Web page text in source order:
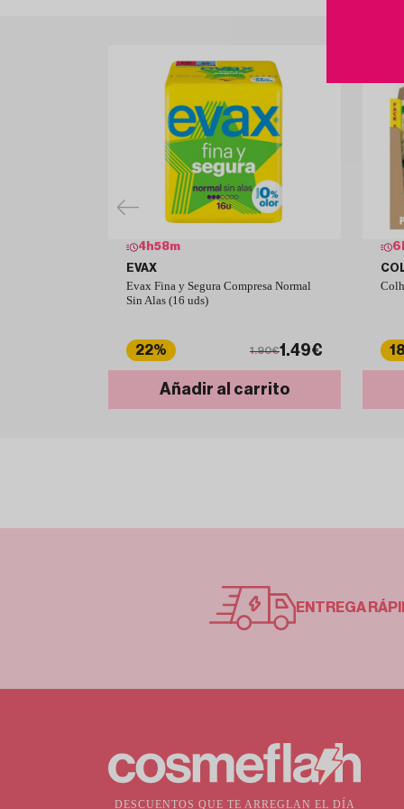
4 h58m
EVAX
Evax Fina y Segura Compresa Normal
Sin Alas (16 uds)
22% 1.90€1.49€
Añadir al carrito
6
ENTREGA
DESCUENTOS QUE TE ARREGLAN EL DÍA